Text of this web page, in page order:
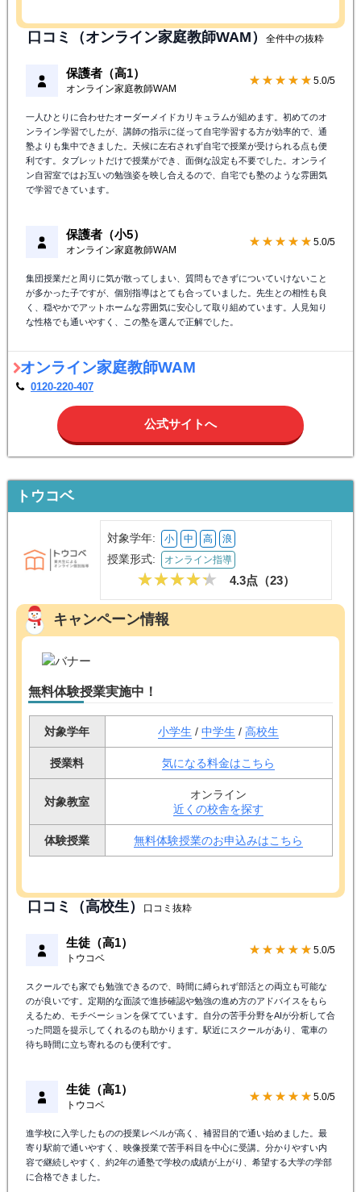
口コミ（オンライン家庭教師WAM） 全件中の抜粋
保護者（高1）
オンライン家庭教師WAM
★★★★★ 5.0/5
一人ひとりに合わせたオーダーメイドカリキュラムが組めます。初めてのオ
ンライン学習でしたが、講師の指示に従って自宅学習する方が効率的で、通
塾よりも集中できました。天候に左右されず自宅で授業が受けられる点も便
利です。タブレットだけで授業ができ、面倒な設定も不要でした。オンライ
ン自習室ではお互いの勉強姿を映し合えるので、自宅でも塾のような雰囲気
で学習できています。
保護者（小5）
オンライン家庭教師WAM
★★★★★ 5.0/5
集団授業だと周りに気が散ってしまい、質問もできずについていけないこと
が多かった子ですが、個別指導はとても合っていました。先生との相性も良
く、穏やかでアットホームな雰囲気に安心して取り組めています。人見知り
な性格でも通いやすく、この塾を選んで正解でした。
オンライン家庭教師WAM
0120-220-407
公式サイトへ
トウコベ
対象学年: 小 中 高 浪
授業形式: オンライン指導
4.3点（23）
キャンペーン情報
無料体験授業実施中！
対象学年 小学生 / 中学生 / 高校生
授業料 気になる料金はこちら
対象教室
オンライン
近くの校舎を探す
体験授業 無料体験授業のお申込みはこちら
口コミ（高校生） 口コミ抜粋
生徒（高1）
トウコベ
★★★★★ 5.0/5
スクールでも家でも勉強できるので、時間に縛られず部活との両立も可能な
のが良いです。定期的な面談で進捗確認や勉強の進め方のアドバイスをもら
えるため、モチベーションを保てています。自分の苦手分野をAIが分析して合
った問題を提示してくれるのも助かります。駅近にスクールがあり、電車の
待ち時間に立ち寄れるのも便利です。
生徒（高1）
トウコベ
★★★★★ 5.0/5
進学校に入学したものの授業レベルが高く、補習目的で通い始めました。最
寄り駅前で通いやすく、映像授業で苦手科目を中心に受講。分かりやすい内
容で継続しやすく、約2年の通塾で学校の成績が上がり、希望する大学の学部
に合格できました。